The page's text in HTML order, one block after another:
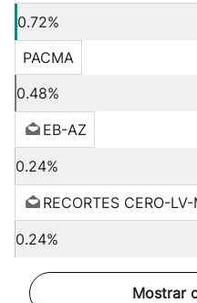
0.72%
PACMA
0.48%
EB-AZ
0.24%
RECORTES CERO-LV-
0.24%
Mostrar